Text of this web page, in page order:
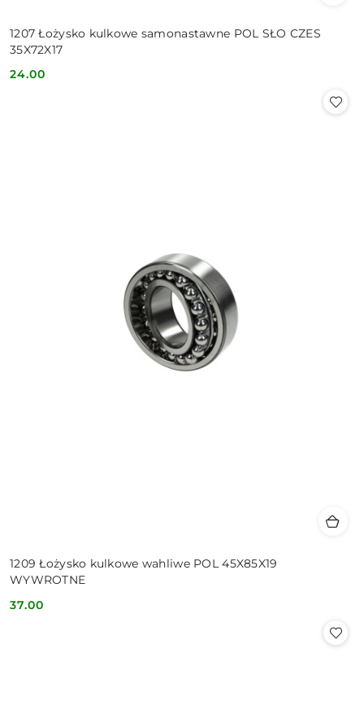
1207 Łożysko kulkowe samonastawne POL SŁO CZES
35X72X17
Cena:
24.00
1209 Łożysko kulkowe wahliwe POL 45X85X19
WYWROTNE
Cena:
37.00